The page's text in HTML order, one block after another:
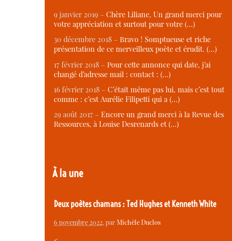
9 janvier 2019 – Chère Liliane, Un grand merci pour
votre appréciation et surtout pour votre (…)
30 décembre 2018 – Bravo ! Somptueuse et riche
présentation de ce merveilleux poète et érudit. (…)
17 février 2018 – Pour cette annonce qui date, j’ai
changé d’adresse mail : contact : (…)
16 février 2018 – C’était même pas lui, mais c’est tout
comme : c’est Aurélie Filipetti qui a (…)
29 août 2017 – Encore un grand merci à la Revue des
Ressources, à Louise Desrenards et (…)
À la une
Deux poètes chamans : Ted Hughes et Kenneth White
6 novembre 2022, parMichèle Duclos